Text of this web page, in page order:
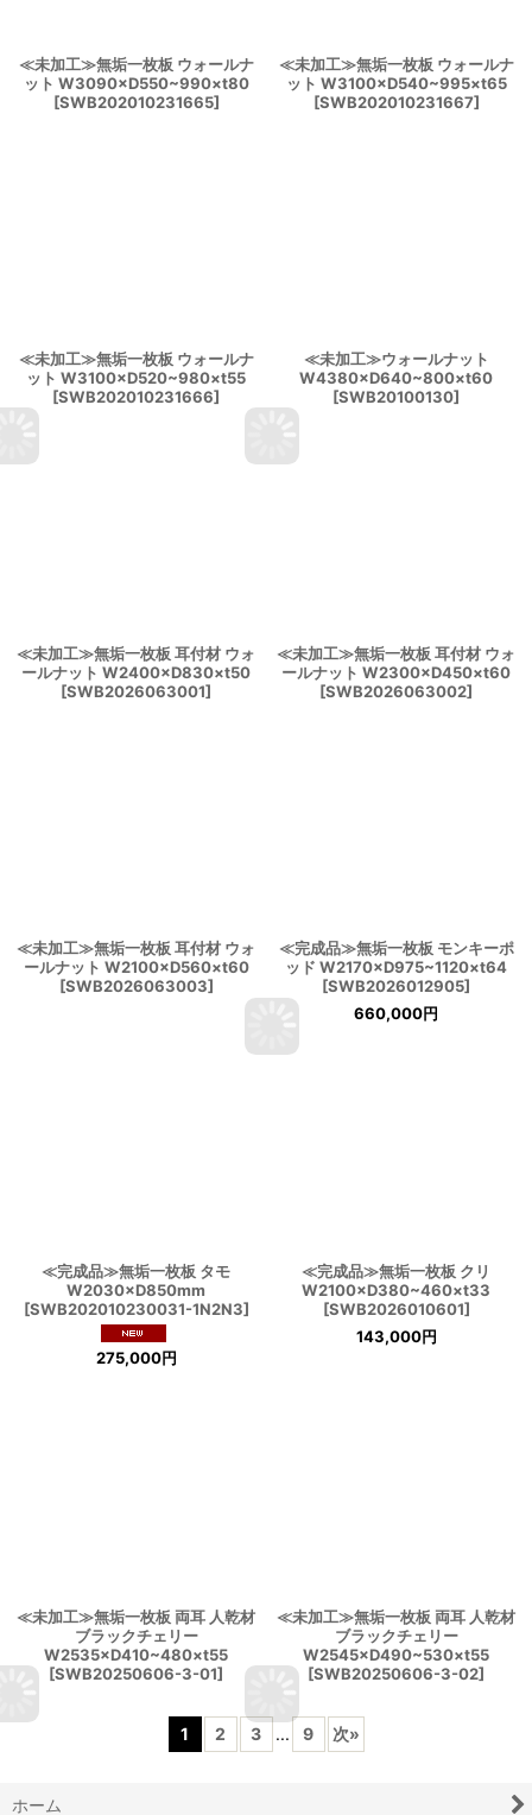
≪未加工≫無垢一枚板 ウォールナ
ット W3090×D550~990×t80
[SWB202010231665]
≪未加工≫無垢一枚板 ウォールナ
ット W3100×D540~995×t65
[SWB202010231667]
≪未加工≫無垢一枚板 ウォールナ
ット W3100×D520~980×t55
[SWB202010231666]
≪未加工≫ウォールナット
W4380×D640~800×t60
[SWB20100130]
≪未加工≫無垢一枚板 耳付材 ウォ
ールナット W2400×D830×t50
[SWB2026063001]
≪未加工≫無垢一枚板 耳付材 ウォ
ールナット W2300×D450×t60
[SWB2026063002]
≪未加工≫無垢一枚板 耳付材 ウォ
ールナット W2100×D560×t60
[SWB2026063003]
≪完成品≫無垢一枚板 モンキーポ
ッド W2170×D975~1120×t64
[SWB2026012905]
660,000円
≪完成品≫無垢一枚板 タモ
W2030×D850mm
[SWB202010230031-1N2N3]
275,000円
≪完成品≫無垢一枚板 クリ
W2100×D380~460×t33
[SWB2026010601]
143,000円
≪未加工≫無垢一枚板 両耳 人乾材
ブラックチェリー
W2535×D410~480×t55
[SWB20250606-3-01]
≪未加工≫無垢一枚板 両耳 人乾材
ブラックチェリー
W2545×D490~530×t55
[SWB20250606-3-02]
1 2 3 ... 9 次»
ホーム